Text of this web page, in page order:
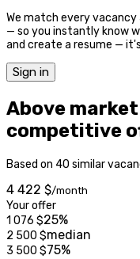
We match every
— so you instantly know
and create a resume —
Sign in
Above
competitive
Based on 40 similar
4 422 $/month
Your offer
1 076 $25%
2 500 $median
3 500 $75%